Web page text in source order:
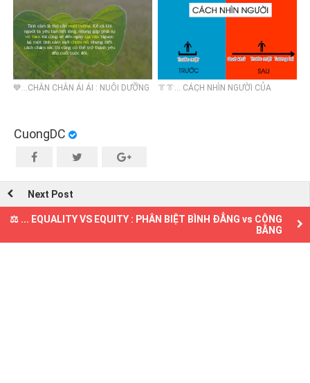
💙...CHÂN CHÂN ÁI ÁI : NUÔI DƯỠNG
👔👔... CÁCH NHÌN NGƯỜI CỦA
CuongDC
Next Post
⚖️ ... EQUALITY VS EQUITY : PHÂN BIỆT BÌNH ĐẲNG vs CÔNG
BẰNG